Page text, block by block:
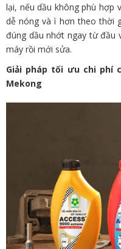
lại, nếu dầu không phù hợp
dễ nóng và ì hơn theo thời
đúng dầu nhớt ngay từ đầu
máy rồi mới sửa.
Giải pháp tối ưu chi phí
Mekong